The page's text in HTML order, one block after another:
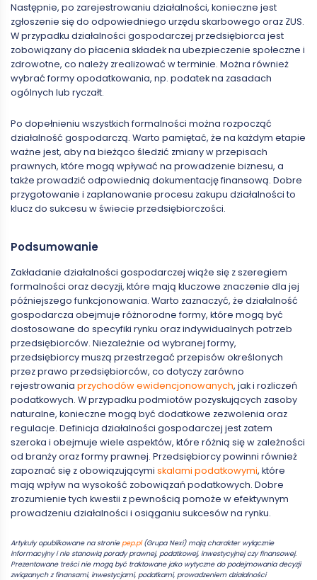
Następnie, po zarejestrowaniu działalności, konieczne jest
zgłoszenie się do odpowiedniego urzędu skarbowego oraz ZUS.
W przypadku działalności gospodarczej przedsiębiorca jest
zobowiązany do płacenia składek na ubezpieczenie społeczne i
zdrowotne, co należy zrealizować w terminie. Można również
wybrać formy opodatkowania, np. podatek na zasadach
ogólnych lub ryczałt.
Po dopełnieniu wszystkich formalności można rozpocząć
działalność gospodarczą. Warto pamiętać, że na każdym etapie
ważne jest, aby na bieżąco śledzić zmiany w przepisach
prawnych, które mogą wpływać na prowadzenie biznesu, a
także prowadzić odpowiednią dokumentację finansową. Dobre
przygotowanie i zaplanowanie procesu zakupu działalności to
klucz do sukcesu w świecie przedsiębiorczości.
Podsumowanie
Zakładanie działalności gospodarczej wiąże się z szeregiem
formalności oraz decyzji, które mają kluczowe znaczenie dla jej
późniejszego funkcjonowania. Warto zaznaczyć, że działalność
gospodarcza obejmuje różnorodne formy, które mogą być
dostosowane do specyfiki rynku oraz indywidualnych potrzeb
przedsiębiorców. Niezależnie od wybranej formy,
przedsiębiorcy muszą przestrzegać przepisów określonych
przez prawo przedsiębiorców, co dotyczy zarówno
rejestrowania przychodów ewidencjonowanych, jak i rozliczeń
podatkowych. W przypadku podmiotów pozyskujących zasoby
naturalne, konieczne mogą być dodatkowe zezwolenia oraz
regulacje. Definicja działalności gospodarczej jest zatem
szeroka i obejmuje wiele aspektów, które różnią się w zależności
od branży oraz formy prawnej. Przedsiębiorcy powinni również
zapoznać się z obowiązującymi skalami podatkowymi, które
mają wpływ na wysokość zobowiązań podatkowych. Dobre
zrozumienie tych kwestii z pewnością pomoże w efektywnym
prowadzeniu działalności i osiąganiu sukcesów na rynku.
Artykuły opublikowane na stroniepep.pl(Grupa Nexi) mają charakter wyłącznie
informacyjny i nie stanowią porady prawnej, podatkowej, inwestycyjnej czy finansowej.
Prezentowane treści nie mogą być traktowane jako wytyczne do podejmowania decyzji
związanych z finansami, inwestycjami, podatkami, prowadzeniem działalności